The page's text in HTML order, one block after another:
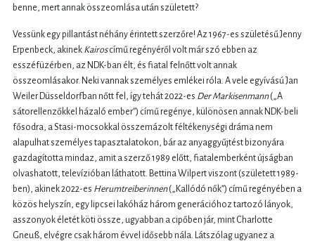
benne, mert annak összeomlása után született?
Vessünk egy pillantást néhány érintett szerzőre! Az 1967-es születésű Jenny
Erpenbeck, akinek Kairoscímű regényéről volt már szó ebben az
esszéfüzérben, az NDK-ban élt, és fiatal felnőtt volt annak
összeomlásakor. Neki vannak személyes emlékei róla. A vele egyívású Jan
Weiler Düsseldorfban nőtt fel, így tehát 2022-es Der Markisenmann(„A
sátorellenzőkkel házaló ember”) című regénye, különösen annak NDK-beli
fősodra, a Stasi-mocsokkal összemázolt féltékenységi dráma nem
alapulhat személyes tapasztalatokon, bár az anyaggyűjtést bizonyára
gazdagította mindaz, amit a szerző 1989 előtt, fiatalemberként újságban
olvashatott, televízióban láthatott. Bettina Wilpert viszont (született 1989-
ben), akinek 2022-es Herumtreiberinnen(„Kallódó nők”) című regényében a
közös helyszín, egy lipcsei lakóház három generációhoz tartozó lányok,
asszonyok életét köti össze, ugyabban a cipőben jár, mint Charlotte
Gneuß, elvégre csak három évvel idősebb nála. Látszólag ugyanez a